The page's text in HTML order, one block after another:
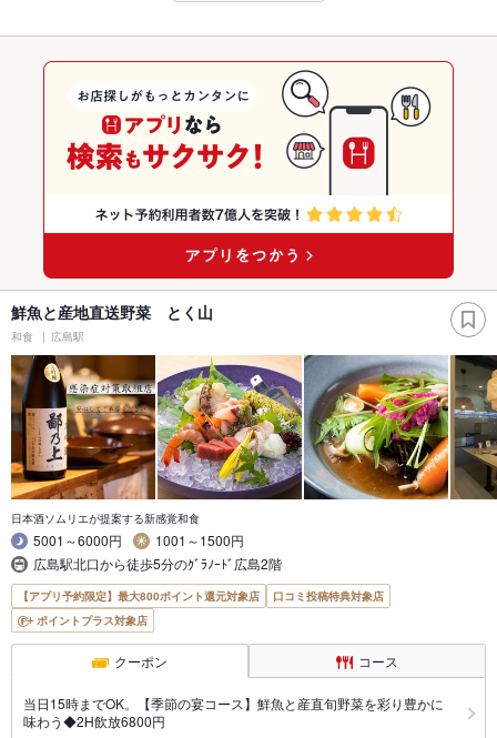
鮮魚と産地直送野菜 とく山
和食 広島駅
日本酒ソムリエが提案する新感覚和食
5001～6000円
1001～1500円
広島駅北口から徒歩5分のｸﾞﾗﾉｰﾄﾞ広島2階
【アプリ予約限定】最大800ポイント還元対象店
口コミ投稿特典対象店
ポイントプラス対象店
クーポン コース
当日15時までOK。【季節の宴コース】鮮魚と産直旬野菜を彩り豊かに
味わう◆2H飲放6800円